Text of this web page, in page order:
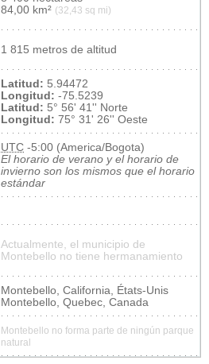
84,00 km² (32,43 sq mi)
1 815 metros de altitud
Latitud: 5.94472
Longitud: -75.5239
Latitud: 5° 56' 41'' Norte
Longitud: 75° 31' 26'' Oeste
UTC -5:00 (America/Bogota)
El horario de verano y el horario de
invierno son los mismos que el horario
estándar
Actualmente, el municipio de
Montebello no tiene hermanamiento
Montebello, California, États-Unis
Montebello, Quebec, Canada
Montebello no forma parte de ningún parque
natural